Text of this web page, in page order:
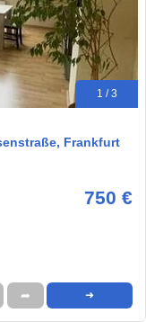
1 / 3
Frankfurt
750 €
➦ ➜